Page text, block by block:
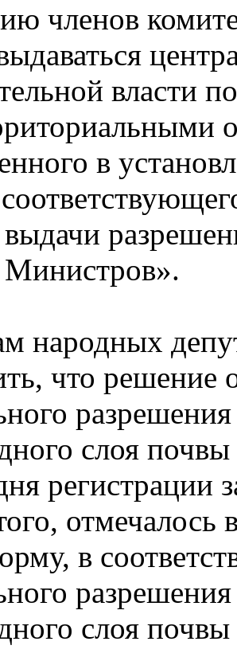
членов
власти
в
народных
что решение
слоя
регистрации
отмечалось
в
слоя